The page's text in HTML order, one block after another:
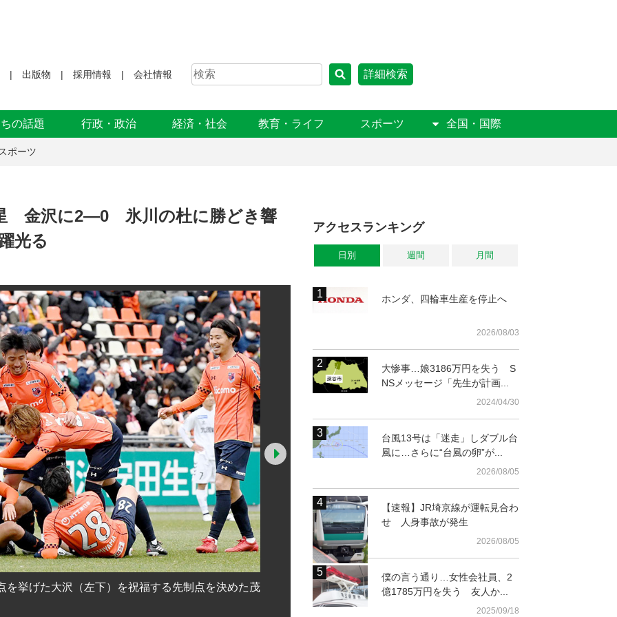
出版物 採用情報 会社情報 詳細検索
の話題 行政・政治 経済・社会 教育・ライフ スポーツ 全国・国際
ポーツ
金沢に2―0 氷川の杜に勝どき響
光る
挙げた大沢（左下）を祝福する先制点を決めた茂 大宮―金沢 後半ロスタイム、追加点を挙げた大沢（左下）を祝福する
木（中央）ら大宮の選手たち
アクセスランキング
日別 週間 月間
ホンダ、四輪車生産を停止へ
2026/08/03
大惨事…娘3186万円を失う S
NSメッセージ「先生が計画...
2024/04/30
台風13号は「迷走」しダブル台
風に…さらに“台風の卵”が...
2026/08/05
【速報】JR埼京線が運転見合わ
せ 人身事故が発生
2026/08/05
僕の言う通り…女性会社員、2
億1785万円を失う 友人か...
2025/09/18